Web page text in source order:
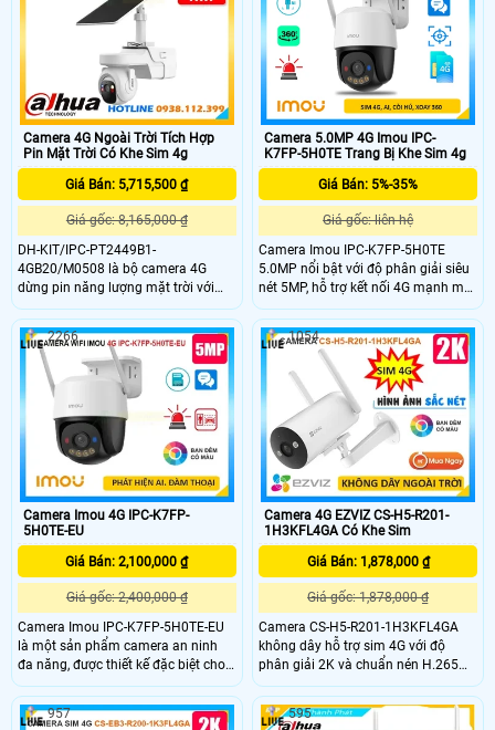
khả năng lưu trữ đến 512GB, phù
hợp giám sát mọi vị trí không có Wi-
với chất lượng âm thanh cao, khe
cắm thẻ nhớ lên đến 512GB camera
phù hợp giám sát linh hoạt mà
không cần Wi-Fi.
Camera 4G Ngoài Trời Tích Hợp
Pin Mặt Trời Có Khe Sim 4g
Giá Bán: 5,715,500 ₫
Giá gốc: 8,165,000 ₫
DH-KIT/IPC-PT2449B1-
4GB20/M0508 là bộ camera 4G
dừng pin năng lượng mặt trời với
khả năng ghi hình 4MP đàm thoại 2
chiều, hồng ngoại 30m, chống
ngược sáng DWDR và khả năng lưu
trữ với thẻ nhớ 512GB. Camea này
có tích hợp IP giúp phân biệt người
xe chính xác có thể giám sát từ xa
qua app thích hợp gắn ngoài trời
nhờ IP66 và những nơi không có
Camera 5.0MP 4G Imou IPC-
K7FP-5H0TE Trang Bị Khe Sim 4g
Giá Bán: 5%-35%
Giá gốc: liên hệ
Camera Imou IPC-K7FP-5H0TE
5.0MP nổi bật với độ phân giải siêu
nét 5MP, hỗ trợ kết nối 4G mạnh mẽ
qua 2 ăng-ten, phù hợp lắp đặt ở nơi
không có Wi-Fi. Hỗ trợ quay quét
toàn cảnh, đàm thoại hai chiều,
phát hiện người, theo dõi thông
minh (Smart Tracking) và lưu trữ thẻ
nhớ Micro SD lên đến 512GB
Camera Imou 4G IPC-K7FP-
5H0TE-EU
Giá Bán: 2,100,000 ₫
Giá gốc: 2,400,000 ₫
Camera Imou IPC-K7FP-5H0TE-EU
là một sản phẩm camera an ninh
đa năng, được thiết kế đặc biệt cho
các ứng dụng cần giám sát từ xa
trong điều kiện không có kết nối
mạng dây Imou IPC-K7FP-5H0TE-
2266
Camera 4G EZVIZ CS-H5-R201-
1H3KFL4GA Có Khe Sim
Giá Bán: 1,878,000 ₫
Giá gốc: 1,878,000 ₫
Camera CS-H5-R201-1H3KFL4GA
không dây hỗ trợ sim 4G với độ
phân giải 2K và chuẩn nén H.265
giúp tiết kiệm băng thông camera
có khả năng đàm thoại 2 chiều tầm
nhìn hồng ngoại lên đến 30m và
1054
957 595